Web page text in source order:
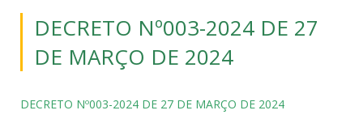
DECRETO Nº003-2024 DE 27
DE MARÇO DE 2024
DECRETO Nº003-2024 DE 27 DE MARÇO DE 2024